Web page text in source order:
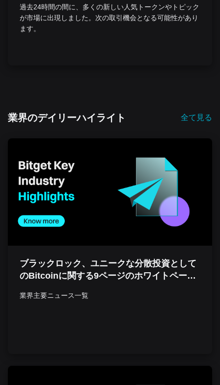
過去24時間の間に、多くの新しい人気トークンやトピック
が市場に出現しました。次の取引機会となる可能性があり
ます。
業界のデイリーハイライト 全て見る
ブラックロック、ユニークな分散投資として
のBitcoinに関する9ページのホワイトペーパ
業界主要ニュース一覧